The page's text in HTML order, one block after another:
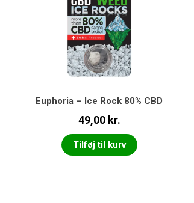
Euphoria – Ice Rock 80% CBD
49,00 kr.
Tilføj til kurv